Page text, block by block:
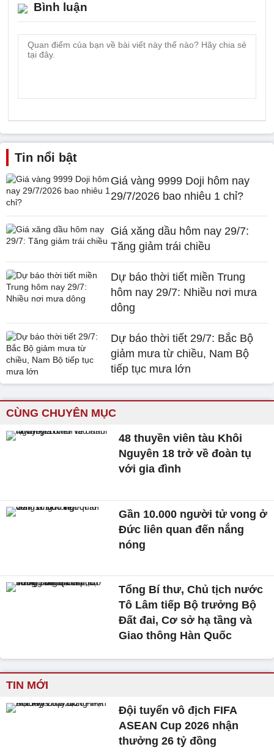
Bình luận
Tin nổi bật
Giá vàng 9999 Doji hôm nay
29/7/2026 bao nhiêu 1 chỉ?
Giá xăng dầu hôm nay 29/7:
Tăng giảm trái chiều
Dự báo thời tiết miền Trung
hôm nay 29/7: Nhiều nơi mưa
dông
Dự báo thời tiết 29/7: Bắc Bộ
giảm mưa từ chiều, Nam Bộ
tiếp tục mưa lớn
CÙNG CHUYÊN MỤC
48 thuyền viên tàu Khôi
Nguyên 18 trở về đoàn tụ
với gia đình
Gần 10.000 người tử vong ở
Đức liên quan đến nắng
nóng
Tổng Bí thư, Chủ tịch nước
Tô Lâm tiếp Bộ trưởng Bộ
Đất đai, Cơ sở hạ tầng và
Giao thông Hàn Quốc
TIN MỚI
Đội tuyển vô địch FIFA
ASEAN Cup 2026 nhận
thưởng 26 tỷ đồng